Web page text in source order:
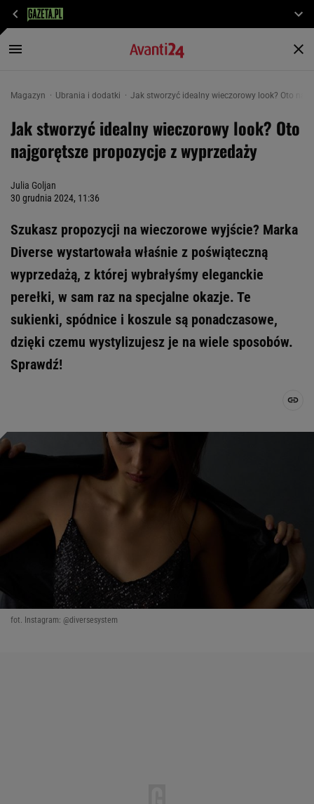
Magazyn Ubrania i dodatki Jak stworzyć idealny wieczorowy look? Oto
Jak stworzyć idealny wieczorowy look? Oto
najgorętsze propozycje z wyprzedaży
Julia Goljan
30 grudnia 2024, 11:36
Szukasz propozycji na wieczorowe wyjście? Marka
Diverse wystartowała właśnie z poświąteczną
wyprzedażą, z której wybrałyśmy eleganckie
perełki, w sam raz na specjalne okazje. Te
sukienki, spódnice i koszule są ponadczasowe,
dzięki czemu wystylizujesz je na wiele sposobów.
Sprawdź!
fot. Instagram: @diversesystem